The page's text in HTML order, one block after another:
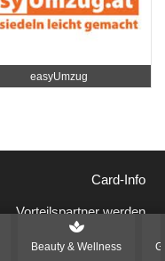
Beauty & Wellness
easyUmzug
Card-Info
Vorteilspartner werden